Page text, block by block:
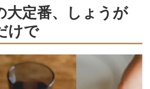
大定番、しょうが
けで